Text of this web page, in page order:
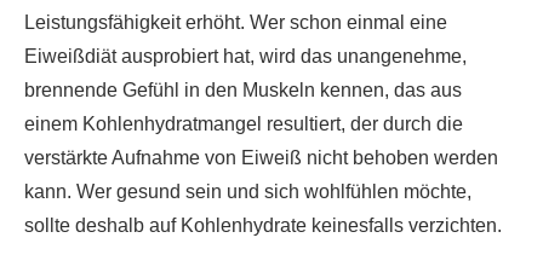
Leistungsfähigkeit erhöht. Wer schon einmal eine
Eiweißdiät ausprobiert hat, wird das unangenehme,
brennende Gefühl in den Muskeln kennen, das aus
einem Kohlenhydratmangel resultiert, der durch die
verstärkte Aufnahme von Eiweiß nicht behoben werden
kann. Wer gesund sein und sich wohlfühlen möchte,
sollte deshalb auf Kohlenhydrate keinesfalls verzichten.